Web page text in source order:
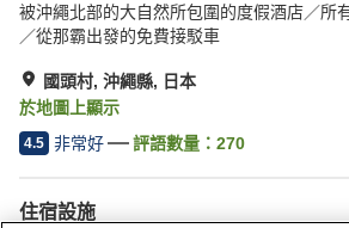
被沖繩北部的大自然所包圍的度假酒店／所
／從那霸出發的免費接駁車
國頭村, 沖繩縣, 日本
於地圖上顯示
4.5 非常好 評語數量： 270
住宿設施